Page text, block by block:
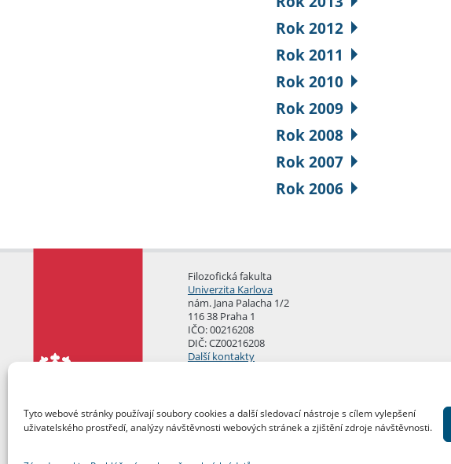
Tyto webové stránky používají soubory cookies a další sledovací nástroje s cílem vylepšení
uživatelského prostředí, analýzy návštěvnosti webových stránek a zjištění zdroje návštěvnosti.
Rok 2012
Rok 2011
Rok 2010
Rok 2009
Rok 2008
Rok 2007
Rok 2006
Filozofická fakulta
Univerzita Karlova
nám. Jana Palacha 1/2
116 38 Praha 1
IČO: 00216208
DIČ: CZ00216208
Další kontakty